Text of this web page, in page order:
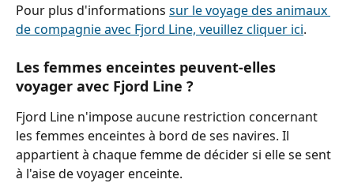
Pour plus d'informations sur le voyage des animaux
de compagnie avec Fjord Line, veuillez cliquer ici.
Les femmes enceintes peuvent-elles
voyager avec Fjord Line ?
Fjord Line n'impose aucune restriction concernant
les femmes enceintes à bord de ses navires. Il
appartient à chaque femme de décider si elle se sent
à l'aise de voyager enceinte.